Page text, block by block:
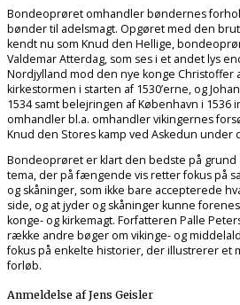
Bondeoprøret omhandler bøndernes
bønder til adelsmagt. Opgøret med den
kendt nu som Knud den Hellige,
Valdemar Atterdag, som ses i et andet lys
Nordjylland mod den nye konge Christoffer
kirkestormen i starten af 1530’erne, og
1534 samt belejringen af København i 1536
omhandler bl.a. omhandler vikingernes
Knud den Stores kamp ved Askedun under
Bondeoprøret er klart den bedste på
tema, der på fængende vis retter fokus på
og skåninger, som ikke bare accepterede
side, og at jyder og skåninger kunne
konge- og kirkemagt. Forfatteren Palle
række andre bøger om vikinge- og
fokus på enkelte historier, der illustrerer et
forløb.
Anmeldelse af Jens Geisler